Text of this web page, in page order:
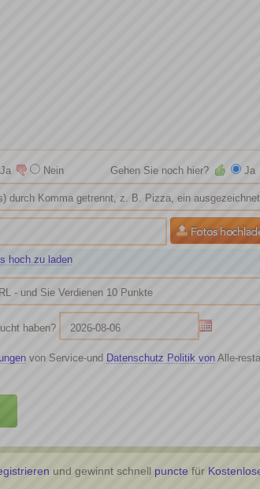
Nein Gehen Sie noch hier? Ja
hoch zu laden
haben?
von Service-und Datenschutz Politik von Alle-
und gewinnt schnell puncte für